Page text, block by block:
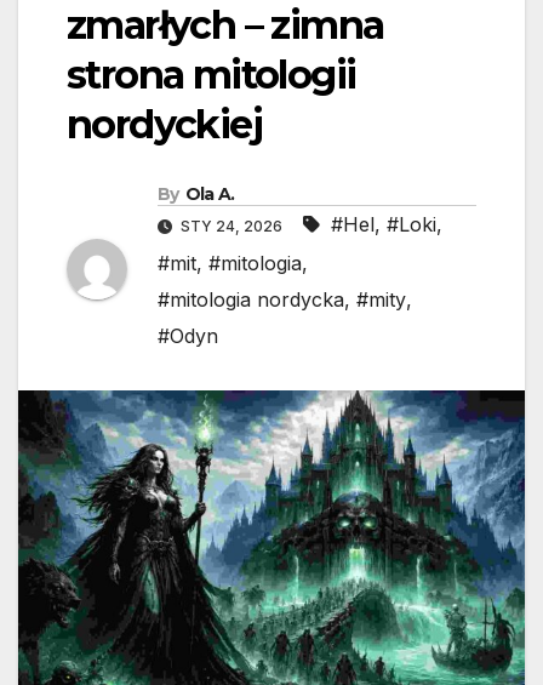
zmarłych – zimna
strona mitologii
nordyckiej
By Ola A.
STY 24, 2026 #Hel, #Loki,
#mit, #mitologia,
#mitologia nordycka, #mity,
#Odyn